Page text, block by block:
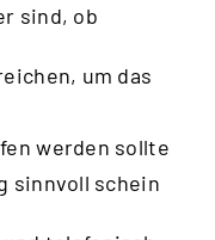
sind, ob
um das
werden sollte
sinnvoll schein